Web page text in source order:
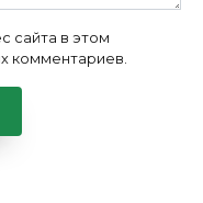
сайта в этом
комментариев.